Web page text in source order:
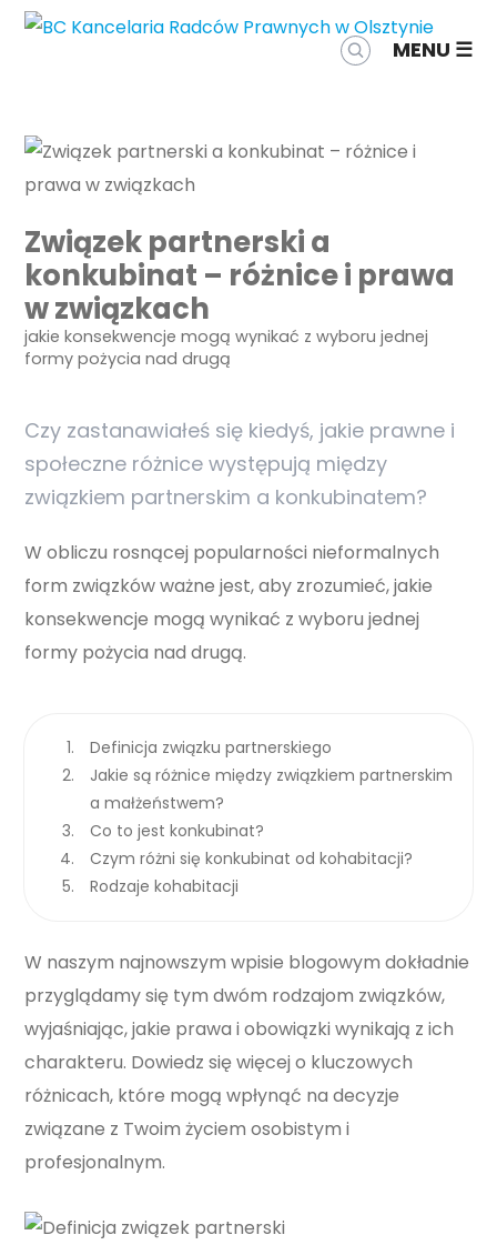
MENU
Związek partnerski a
konkubinat – różnice i prawa
w związkach
jakie konsekwencje mogą wynikać z wyboru jednej
formy pożycia nad drugą
Czy zastanawiałeś się kiedyś, jakie prawne i
społeczne różnice występują między
związkiem partnerskim a konkubinatem?
W obliczu rosnącej popularności nieformalnych
form związków ważne jest, aby zrozumieć, jakie
konsekwencje mogą wynikać z wyboru jednej
formy pożycia nad drugą.
Definicja związku partnerskiego
Jakie są różnice między związkiem partnerskim
a małżeństwem?
Co to jest konkubinat?
Czym różni się konkubinat od kohabitacji?
Rodzaje kohabitacji
W naszym najnowszym wpisie blogowym dokładnie
przyglądamy się tym dwóm rodzajom związków,
wyjaśniając, jakie prawa i obowiązki wynikają z ich
charakteru. Dowiedz się więcej o kluczowych
różnicach, które mogą wpłynąć na decyzje
związane z Twoim życiem osobistym i
profesjonalnym.